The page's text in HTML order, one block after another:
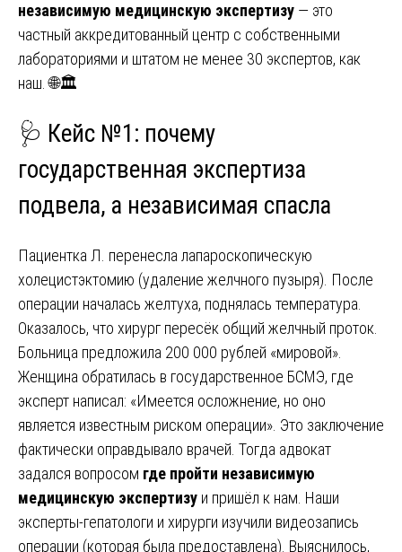
независимую медицинскую экспертизу — это
частный аккредитованный центр с собственными
лабораториями и штатом не менее 30 экспертов, как
наш. 🌐🏛️
🩺 Кейс №1: почему
государственная экспертиза
подвела, а независимая спасла
Пациентка Л. перенесла лапароскопическую
холецистэктомию (удаление желчного пузыря). После
операции началась желтуха, поднялась температура.
Оказалось, что хирург пересёк общий желчный проток.
Больница предложила 200 000 рублей «мировой».
Женщина обратилась в государственное БСМЭ, где
эксперт написал: «Имеется осложнение, но оно
является известным риском операции». Это заключение
фактически оправдывало врачей. Тогда адвокат
задался вопросом где пройти независимую
медицинскую экспертизу и пришёл к нам. Наши
эксперты-гепатологи и хирурги изучили видеозапись
операции (которая была предоставлена). Выяснилось,